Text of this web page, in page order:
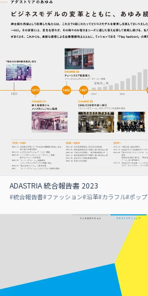
ADASTRIA 統合報告書 2023
#統合報告書#ファッション#沿革#カラフル#ポップ